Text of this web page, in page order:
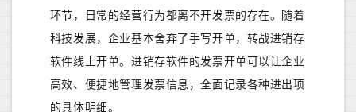
环节，日常的经营行为都离不开发票的存在。随着
科技发展，企业基本舍弃了手写开单，转战进销存
软件线上开单。进销存软件的发票开单可以让企业
高效、便捷地管理发票信息，全面记录各种进出项
的具体明细。